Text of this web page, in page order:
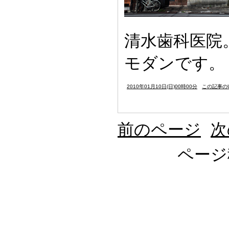
清水歯科医院
モダンです。
2010年01月10日(日)00時00分 この記事の
前のページ
ペー